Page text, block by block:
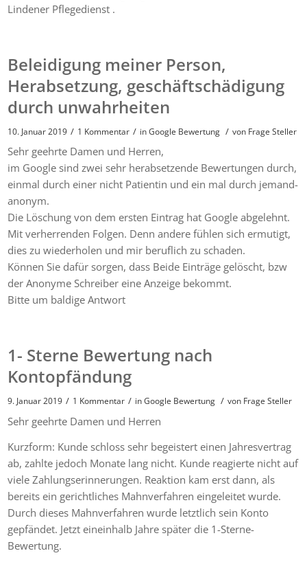
Lindener Pflegedienst .
Beleidigung meiner Person,
Herabsetzung, geschäftschädigung
durch unwahrheiten
10. Januar 2019 / 1 Kommentar / inGoogle Bewertung / von Frage Steller
Sehr geehrte Damen und Herren,
im Google sind zwei sehr herabsetzende Bewertungen durch,
einmal durch einer nicht Patientin und ein mal durch jemand-
anonym.
Die Löschung von dem ersten Eintrag hat Google abgelehnt.
Mit verherrenden Folgen. Denn andere fühlen sich ermutigt,
dies zu wiederholen und mir beruflich zu schaden.
Können Sie dafür sorgen, dass Beide Einträge gelöscht, bzw
der Anonyme Schreiber eine Anzeige bekommt.
Bitte um baldige Antwort
1- Sterne Bewertung nach
Kontopfändung
9. Januar 2019 / 1 Kommentar / inGoogle Bewertung / von Frage Steller
Sehr geehrte Damen und Herren
Kurzform: Kunde schloss sehr begeistert einen Jahresvertrag
ab, zahlte jedoch Monate lang nicht. Kunde reagierte nicht auf
viele Zahlungserinnerungen. Reaktion kam erst dann, als
bereits ein gerichtliches Mahnverfahren eingeleitet wurde.
Durch dieses Mahnverfahren wurde letztlich sein Konto
gepfändet. Jetzt eineinhalb Jahre später die 1-Sterne-
Bewertung.